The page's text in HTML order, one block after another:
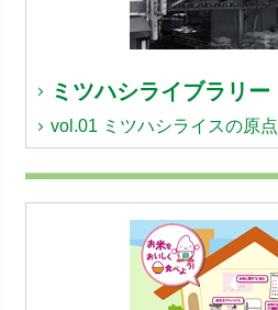
ミツハシライブラリー
vol.01 ミツハシライスの原点